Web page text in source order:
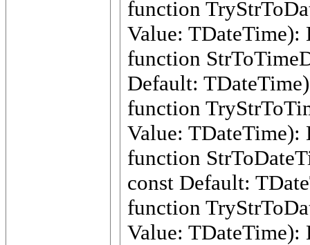
function
Value: TDateTime):
function
Default:
function
Value: TDateTime):
function
const Default:
function
Value: TDateTime):